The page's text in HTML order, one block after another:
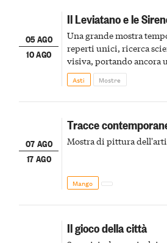
05 AGO
10 AGO
Il Leviatano e le
Una grande mostra
reperti unici, ricerca
visiva, portando ancora
della scena le meraviglie
Asti Mostre
07 AGO
17 AGO
Tracce
Mostra di pittura
Mango
Il gioco della città